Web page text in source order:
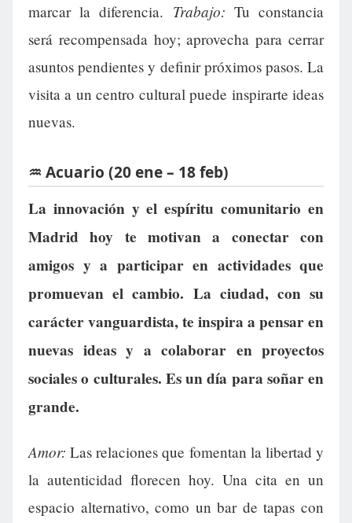
marcar la diferencia. Trabajo: Tu constancia
será recompensada hoy; aprovecha para cerrar
asuntos pendientes y definir próximos pasos. La
visita a un centro cultural puede inspirarte ideas
nuevas.
♒ Acuario (20 ene – 18 feb)
La innovación y el espíritu comunitario en
Madrid hoy te motivan a conectar con
amigos y a participar en actividades que
promuevan el cambio. La ciudad, con su
carácter vanguardista, te inspira a pensar en
nuevas ideas y a colaborar en proyectos
sociales o culturales. Es un día para soñar en
grande.
Amor: Las relaciones que fomentan la libertad y
la autenticidad florecen hoy. Una cita en un
espacio alternativo, como un bar de tapas con